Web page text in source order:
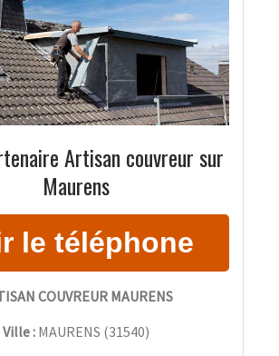
Artisan couvreur sur
Maurens
COUVREUR MAURENS
Ville : MAURENS (31540)